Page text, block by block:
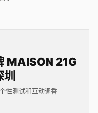
MAISON 21G
圳
性测试和互动调香